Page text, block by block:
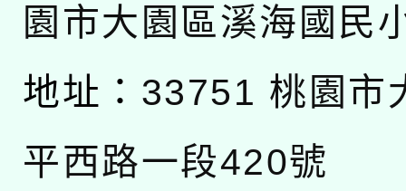
園市大園區溪海國民
地址： 33751 桃園市
平西路一段420號